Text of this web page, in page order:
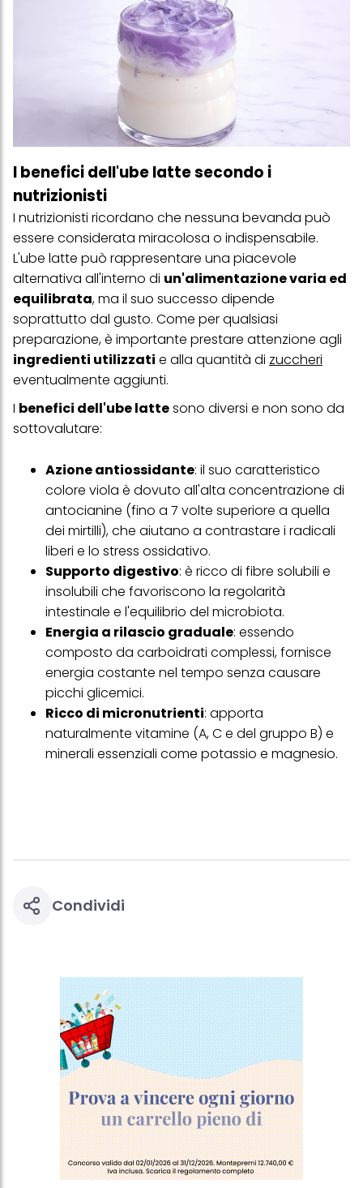
I benefici dell'ube latte secondo i
nutrizionisti
I nutrizionisti ricordano che nessuna bevanda può
essere considerata miracolosa o indispensabile.
L'ube latte può rappresentare una piacevole
alternativa all'interno di un'alimentazione varia ed
equilibrata, ma il suo successo dipende
soprattutto dal gusto. Come per qualsiasi
preparazione, è importante prestare attenzione agli
ingredienti utilizzati e alla quantità di zuccheri
eventualmente aggiunti.
I benefici dell'ube lattesono diversi e non sono da
sottovalutare:
Azione antiossidante: il suo caratteristico
colore viola è dovuto all'alta concentrazione di
antocianine (fino a 7 volte superiore a quella
dei mirtilli), che aiutano a contrastare i radicali
liberi e lo stress ossidativo.
Supporto digestivo: è ricco di fibre solubili e
insolubili che favoriscono la regolarità
intestinale e l'equilibrio del microbiota.
Energia a rilascio graduale: essendo
composto da carboidrati complessi, fornisce
energia costante nel tempo senza causare
picchi glicemici.
Ricco di micronutrienti: apporta
naturalmente vitamine (A, C e del gruppo B) e
minerali essenziali come potassio e magnesio.
Condividi